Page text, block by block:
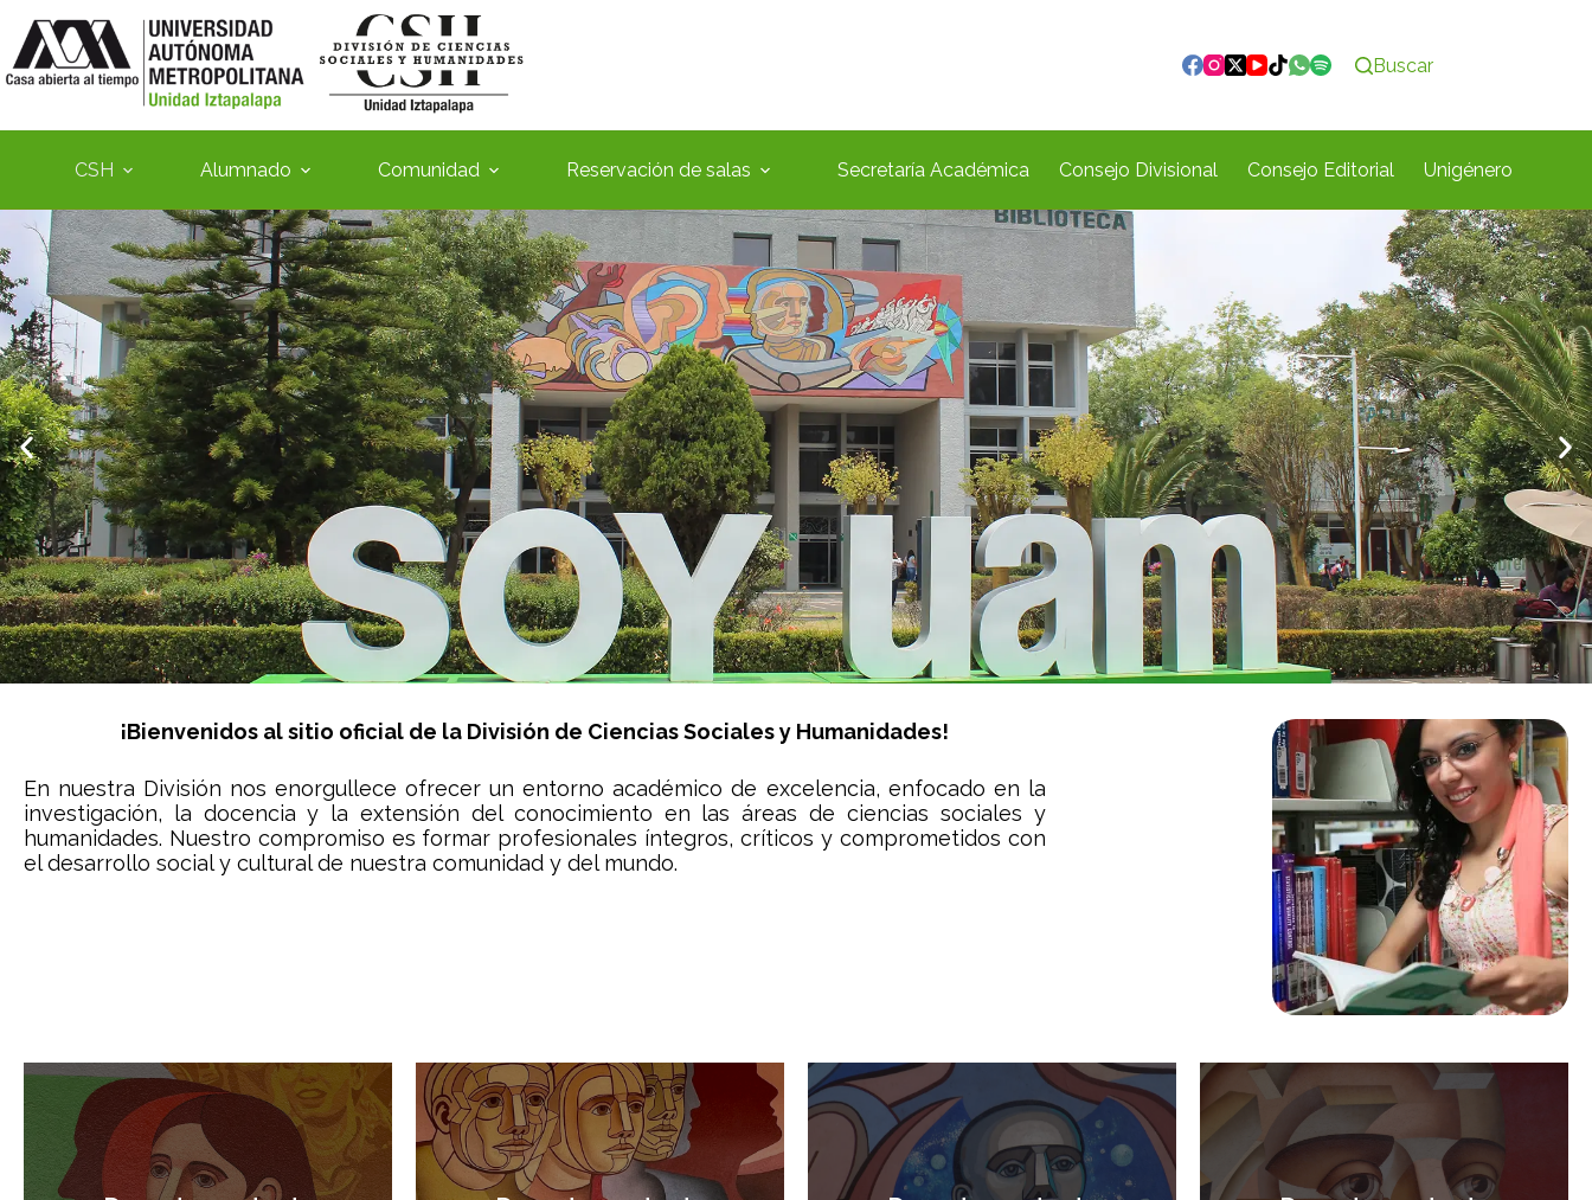
Buscar
CSH Alumnado Comunidad Reservación de salas Secretaría Académica Consejo Divisional Consejo Editorial Unigénero
Sitio web
¡Bienvenidos al sitio oficial de la División de Ciencias Sociales y Humanidades!
En nuestra División nos enorgullece ofrecer un entorno académico de excelencia, enfocado en la
investigación, la docencia y la extensión del conocimiento en las áreas de ciencias sociales y
humanidades. Nuestro compromiso es formar profesionales íntegros, críticos y comprometidos con
el desarrollo social y cultural de nuestra comunidad y del mundo.